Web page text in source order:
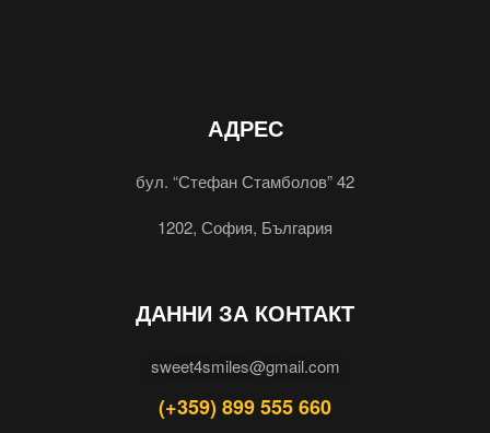
АДРЕС
бул. “Стефан Стамболов” 42
1202, София, България
ДАННИ ЗА КОНТАКТ
sweet4smiles@gmail.com
(+359) 899 555 660